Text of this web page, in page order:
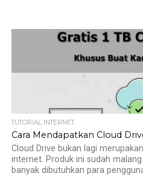
TUTORIAL INTERNET
Cara Mendapatkan Cloud
Cloud Drive bukan lagi
internet. Produk ini sudah
banyak dibutuhkan para